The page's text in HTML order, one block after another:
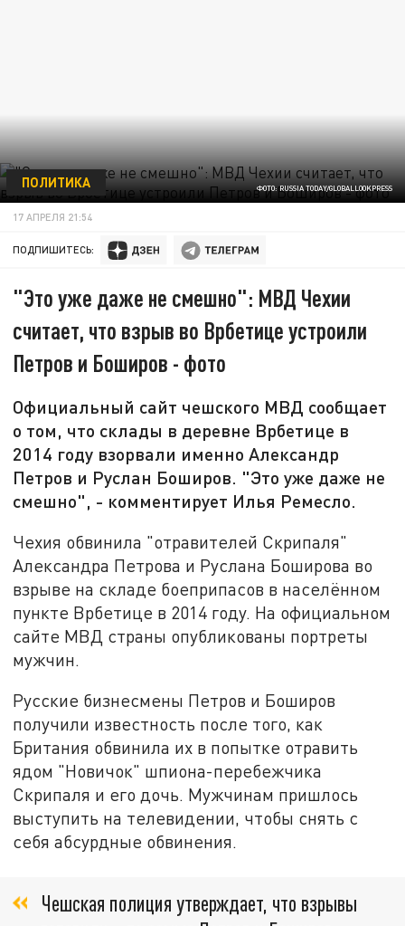
ФОТО: RUSSIA TODAY/GLOBALLOOKPRESS
ПОЛИТИКА
17 АПРЕЛЯ 21:54
ПОДПИШИТЕСЬ:
"Это уже даже не смешно": МВД Чехии
считает, что взрыв во Врбетице устроили
Петров и Боширов - фото
Официальный сайт чешского МВД сообщает
о том, что склады в деревне Врбетице в
2014 году взорвали именно Александр
Петров и Руслан Боширов. "Это уже даже не
смешно", - комментирует Илья Ремесло.
Чехия обвинила "отравителей Скрипаля"
Александра Петрова и Руслана Боширова во
взрыве на складе боеприпасов в населённом
пункте Врбетице в 2014 году. На официальном
сайте МВД страны опубликованы портреты
мужчин.
Русские бизнесмены Петров и Боширов
получили известность после того, как
Британия обвинила их в попытке отравить
ядом "Новичок" шпиона-перебежчика
Скрипаля и его дочь. Мужчинам пришлось
выступить на телевидении, чтобы снять с
себя абсурдные обвинения.
Чешская полиция утверждает, что взрывы